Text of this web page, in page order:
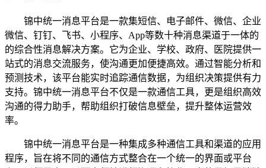
锦中统一消息平台是一款集短信、电子邮件、微信、企业
微信、钉钉、飞书、小程序、App等数十种消息渠道于一体的
的综合性消息解决方案。它为企业、学校、政府、医院提供一
站式的消息交流服务，使沟通更加便捷高效。通过智能分析和
预测技术，该平台能实时追踪通信数据，为组织决策提供有力
支持。锦中统一消息平台不仅是一款通信工具，更是组织高效
沟通的得力助手，帮助组织打破信息壁垒，提升整体运营效
率。
锦中统一消息平台是一种集成多种通信工具和渠道的应用
程序，旨在将不同的通信方式整合在一个统一的界面或平台